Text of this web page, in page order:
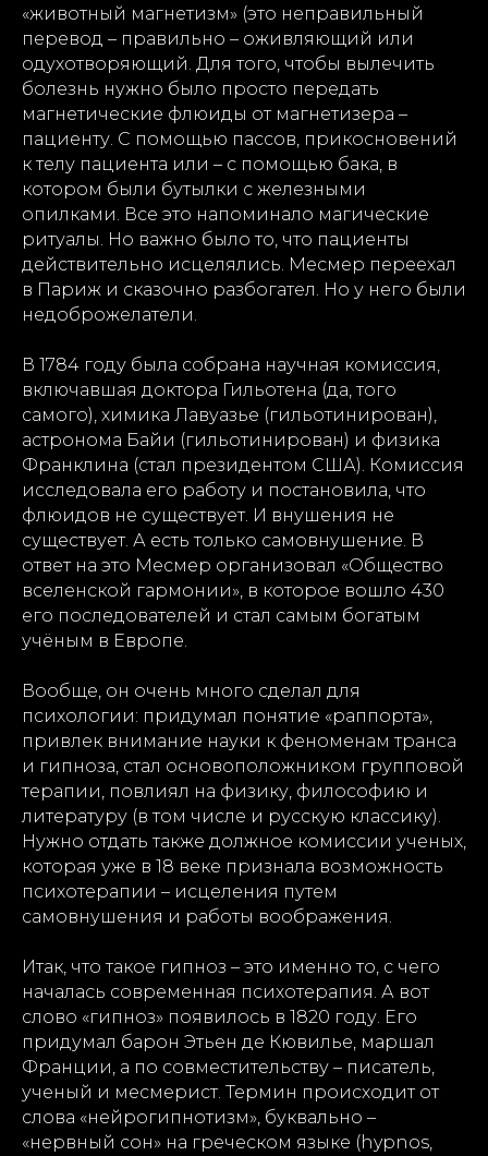
«животный магнетизм» (это неправильный
перевод – правильно – оживляющий или
одухотворяющий. Для того, чтобы вылечить
болезнь нужно было просто передать
магнетические флюиды от магнетизера –
пациенту. С помощью пассов, прикосновений
к телу пациента или – с помощью бака, в
котором были бутылки с железными
опилками. Все это напоминало магические
ритуалы. Но важно было то, что пациенты
действительно исцелялись. Месмер переехал
в Париж и сказочно разбогател. Но у него были
недоброжелатели.
В 1784 году была собрана научная комиссия,
включавшая доктора Гильотена (да, того
самого), химика Лавуазье (гильотинирован),
астронома Байи (гильотинирован) и физика
Франклина (стал президентом США). Комиссия
исследовала его работу и постановила, что
флюидов не существует. И внушения не
существует. А есть только самовнушение. В
ответ на это Месмер организовал «Общество
вселенской гармонии», в которое вошло 430
его последователей и стал самым богатым
учёным в Европе.
Вообще, он очень много сделал для
психологии: придумал понятие «раппорта»,
привлек внимание науки к феноменам транса
и гипноза, стал основоположником групповой
терапии, повлиял на физику, философию и
литературу (в том числе и русскую классику).
Нужно отдать также должное комиссии ученых,
которая уже в 18 веке признала возможность
психотерапии – исцеления путем
самовнушения и работы воображения.
Итак, что такое гипноз – это именно то, с чего
началась современная психотерапия. А вот
слово «гипноз» появилось в 1820 году. Его
придумал барон Этьен де Кювилье, маршал
Франции, а по совместительству – писатель,
ученый и месмерист. Термин происходит от
слова «нейрогипнотизм», буквально –
«нервный сон» на греческом языке (hypnos,